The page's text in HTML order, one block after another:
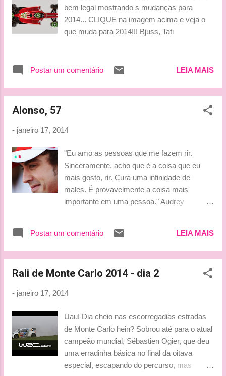
bem legal mostrando s mudanças para
2014... CLIQUE na imagem acima e veja o
que muda para 2014!!! Bjuss, Tati
Postar um comentário LEIA MAIS
Alonso, 57
- janeiro 17, 2014
"Eu amo as pessoas que me fazem rir.
Sinceramente, acho que é a coisa que eu
mais gosto, rir. Cura uma infinidade de
males. É provavelmente a coisa mais
importante em uma pessoa." Audrey
Postar um comentário LEIA MAIS
Rali de Monte Carlo 2014 - dia 2
- janeiro 17, 2014
Uau! Dia cheio nas escorregadias estradas
de Monte Carlo hein? Sobrou até para o atual
campeão mundial, Sébastien Ogier, que deu
uma erradinha básica no final da oitava
especial, escapando do percurso, mas